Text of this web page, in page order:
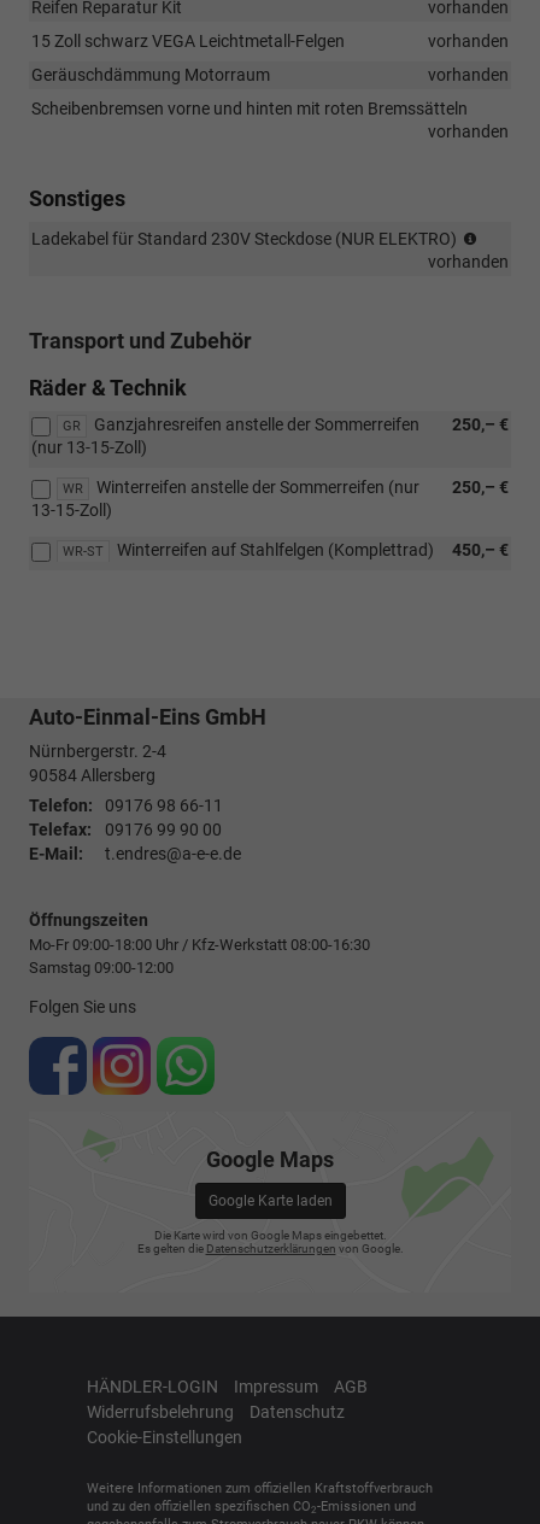
Reifen Reparatur Kit
vorhanden
15 Zoll schwarz VEGA Leichtmetall-Felgen
vorhanden
Geräuschdämmung Motorraum
vorhanden
Scheibenbremsen vorne und hinten mit roten Bremssätteln
vorhanden
Sonstiges
Ladekabel für Standard 230V Steckdose (NUR ELEKTRO)
für
vorhanden
Transport und Zubehör
Räder & Technik
GR 250,– €
Ganzjahresreifen anstelle der Sommerreifen
(nur 13-15-Zoll)
WR 250,– €
Winterreifen anstelle der Sommerreifen (nur
13-15-Zoll)
WR-ST 450,– €
Winterreifen auf Stahlfelgen (Komplettrad)
Auto-Einmal-Eins GmbH
Nürnbergerstr. 2-4
90584Allersberg
Telefon:
09176 98 66-11
Telefax:
09176 99 90 00
E-Mail:
t.endres@a-e-e.de
Öffnungszeiten
Mo-Fr 09:00-18:00 Uhr / Kfz-Werkstatt 08:00-16:30
Samstag 09:00-12:00
Folgen Sie uns
Google Maps
Google Karte laden
Die Karte wird von Google Maps eingebettet.
Es gelten die Datenschutzerklärungen von Google.
HÄNDLER-LOGIN Impressum
AGB
Widerrufsbelehrung
Datenschutz
Cookie-Einstellungen
Weitere Informationen zum offiziellen Kraftstoffverbrauch
und zu den offiziellen spezifischen CO2-Emissionen und